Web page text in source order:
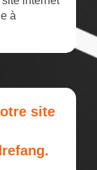
à
site